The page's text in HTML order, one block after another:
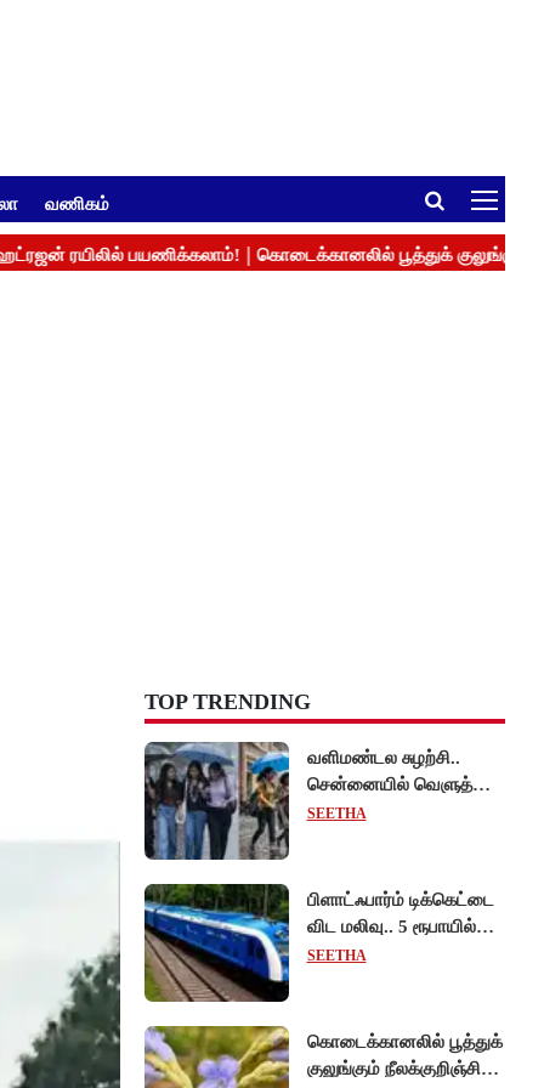
வணிகம்
TOP TRENDING
வளிமண்டல சுழற்சி..
சென்னையில் வெளுத்து
வாங்கிய கனமழை!
SEETHA
பிளாட்ஃபார்ம் டிக்கெட்டை
விட மலிவு.. 5 ரூபாயில்
ஹைட்ரஜன் ரயிலில்
SEETHA
கொடைக்கானலில் பூத்துக்
குலுங்கும் நீலக்குறிஞ்சி